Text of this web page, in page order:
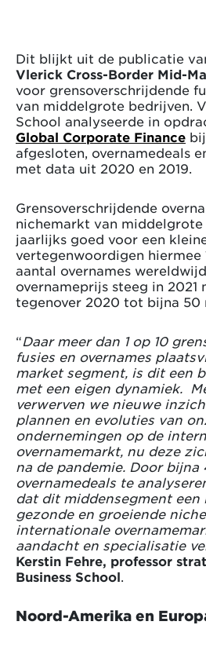
Dit blijkt uit de publicatie
Vlerick Cross-Border Mid-
voor grensoverschrijdende
van middelgrote bedrijven.
School analyseerde in
Global Corporate Finance
afgesloten, overnamedeals
met data uit 2020 en 2019.
Grensoverschrijdende
nichemarkt van
jaarlijks goed voor een
vertegenwoordigen hiermee
aantal overnames
overnameprijs steeg in 2021
tegenover 2020 tot bijna 50
“Daar meer dan 1 op 10
fusies en overnames
market segment, is dit een
met een eigen dynamiek.
verwerven we nieuwe
plannen en evoluties van
ondernemingen op de
overnamemarkt, nu deze
na de pandemie. Door bijna
overnamedeals te
dat dit middensegment een
gezonde en groeiende
internationale
aandacht en specialisatie
Kerstin Fehre, professor
Business School.
Noord-Amerika en